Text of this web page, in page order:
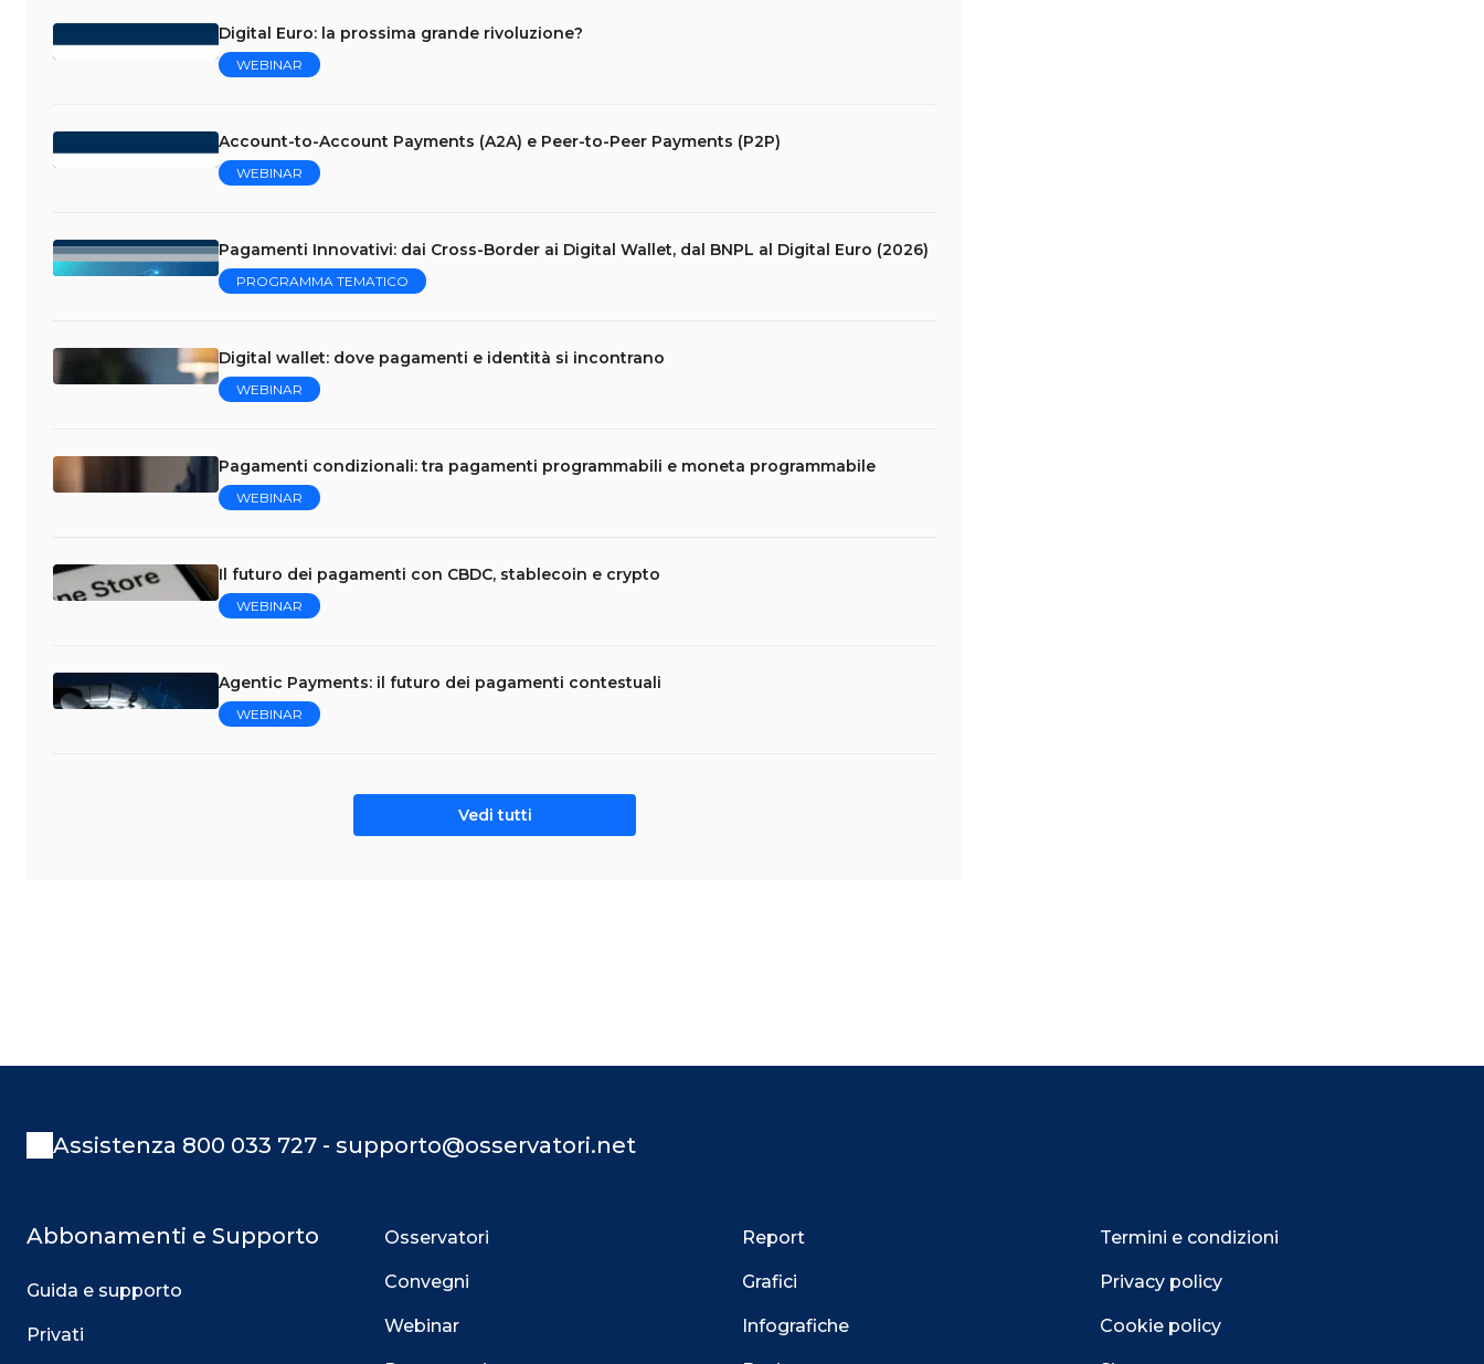
Digital Euro: la prossima grande rivoluzione?
WEBINAR
Account-to-Account Payments (A2A) e Peer-to-Peer Payments (P2P)
WEBINAR
Pagamenti Innovativi: dai Cross-Border ai Digital Wallet, dal BNPL al Digital Euro (2026)
PROGRAMMA TEMATICO
Digital wallet: dove pagamenti e identità si incontrano
WEBINAR
Pagamenti condizionali: tra pagamenti programmabili e moneta programmabile
WEBINAR
Il futuro dei pagamenti con CBDC, stablecoin e crypto
WEBINAR
Agentic Payments: il futuro dei pagamenti contestuali
WEBINAR
Vedi tutti
Assistenza 800 033 727 - supporto@osservatori.net
Abbonamenti e Supporto
Guida e supporto
Privati
Osservatori
Convegni
Webinar
Report
Grafici
Infografiche
Termini e condizioni
Privacy policy
Cookie policy